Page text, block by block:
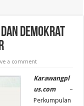
Demokrat
a comment
Karawangpl
us.com–
Perkumpulan